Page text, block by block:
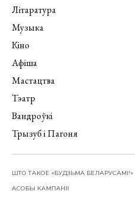
Літаратура
Музыка
Кіно
Афіша
Мастацтва
Тэатр
Вандроўкі
Трызуб і Пагоня
ШТО ТАКОЕ «БУДЗЬМА БЕЛАРУСАМІ!»
АСОБЫ КАМПАНІІ